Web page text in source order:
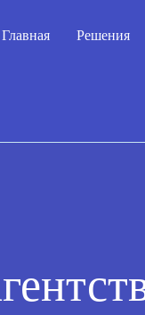
Главная Решения
Главная Решения